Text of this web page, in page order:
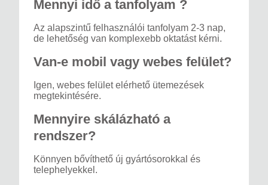
Mennyi idő a tanfolyam ?
Az alapszintű felhasználói tanfolyam 2-3 nap,
de lehetőség van komplexebb oktatást kérni.
Van-e mobil vagy webes felület?
Igen, webes felület elérhető ütemezések
megtekintésére.
Mennyire skálázható a
rendszer?
Könnyen bővíthető új gyártósorokkal és
telephelyekkel.